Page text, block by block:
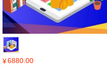
¥6880.00